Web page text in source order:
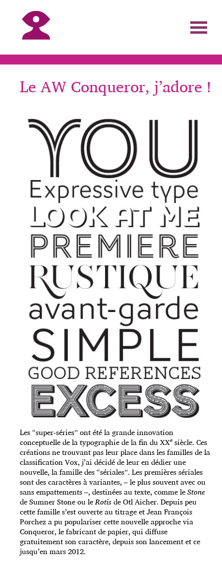
Le AW Conqueror, j’adore !
Les “super-séries” ont été la grande innovation
conceptuelle de la typographie de la fin du XXe siècle. Ces
créations ne trouvant pas leur place dans les familles de la
classification Vox, j’ai décidé de leur en dédier une
nouvelle, la famille des “sériales”. Les premières sériales
sont des caractères à variantes, – le plus souvent avec ou
sans empattements –, destinées au texte, comme leStone
de Sumner Stone ou leRotisde Otl Aicher. Depuis peu
cette famille s’est ouverte au titrage et Jean François
Porchez a pu populariser cette nouvelle approche via
Conqueror, le fabricant de papier, qui diffuse
gratuitement son caractère, depuis son lancement et ce
jusqu’en mars 2012.